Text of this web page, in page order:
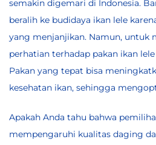
semakin digemari di Indonesia.
beralih ke budidaya ikan lele
yang menjanjikan. Namun, untuk
perhatian terhadap pakan ikan
Pakan yang tepat bisa
kesehatan ikan, sehingga
Apakah Anda tahu bahwa
mempengaruhi kualitas daging